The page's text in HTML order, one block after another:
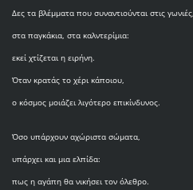
Δες τα βλέμματα που συναντιούνται στις γωνιές,
στα παγκάκια, στα καλντερίμια:
εκεί χτίζεται η ειρήνη.
Όταν κρατάς το χέρι κάποιου,
ο κόσμος μοιάζει λιγότερο επικίνδυνος.
Όσο υπάρχουν αχώριστα σώματα,
υπάρχει και μια ελπίδα:
πως η αγάπη θα νικήσει τον όλεθρο.